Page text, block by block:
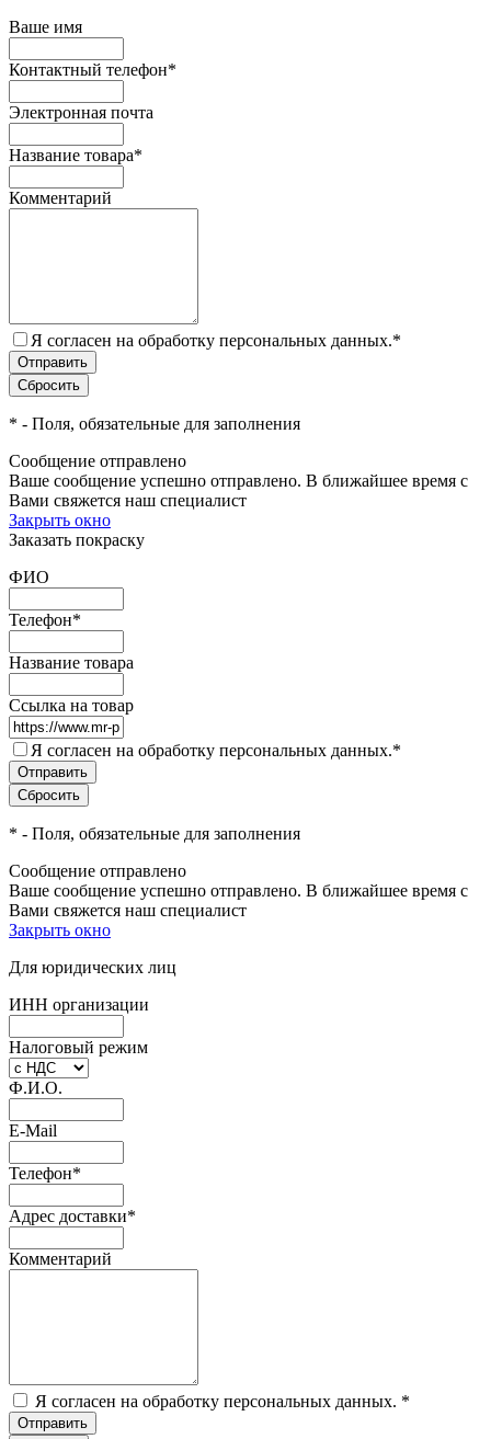
Ваше имя
Контактный телефон*
Электронная почта
Название товара*
Комментарий
Я согласен на обработку персональных данных.*
* - Поля, обязательные для заполнения
Сообщение отправлено
Ваше сообщение успешно отправлено. В ближайшее время с
Вами свяжется наш специалист
Закрыть окно
Заказать покраску
ФИО
Телефон*
Название товара
Ссылка на товар
Я согласен на обработку персональных данных.*
* - Поля, обязательные для заполнения
Сообщение отправлено
Ваше сообщение успешно отправлено. В ближайшее время с
Вами свяжется наш специалист
Закрыть окно
Для юридических лиц
ИНН организации
Налоговый режим
Ф.И.О.
E-Mail
Телефон*
Адрес доставки*
Комментарий
Я согласен на обработку персональных данных. *